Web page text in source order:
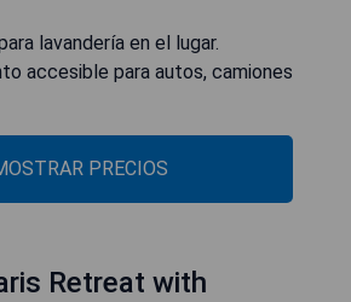
lavandería en el lugar.
accesible para autos, camiones
PRECIOS
Retreat with